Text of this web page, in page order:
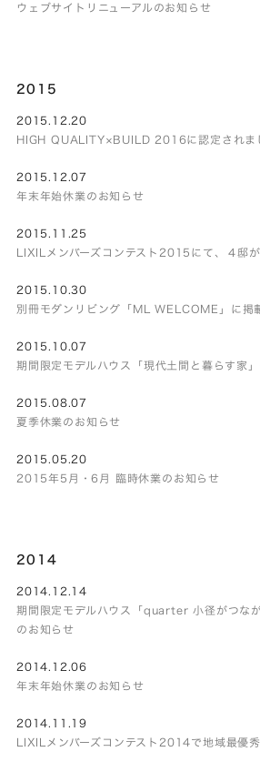
ウェブサイトリニューアルのお知らせ
2015
2015.12.20
HIGH QUALITY×BUILD 2016に認定されま
2015.12.07
年末年始休業のお知らせ
2015.11.25
LIXILメンバーズコンテスト2015にて、４邸が
2015.10.30
別冊モダンリビング「ML WELCOME」に掲
2015.10.07
期間限定モデルハウス「現代土間と暮らす家
2015.08.07
夏季休業のお知らせ
2015.05.20
2015年5月・6月 臨時休業のお知らせ
2014
2014.12.14
期間限定モデルハウス「quarter 小径がつな
のお知らせ
2014.12.06
年末年始休業のお知らせ
2014.11.19
LIXILメンバーズコンテスト2014で地域最優秀